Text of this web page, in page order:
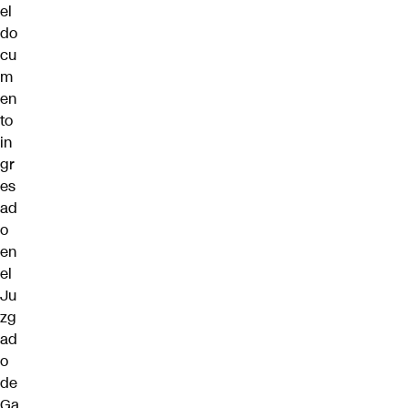
el
do
cu
m
en
to
in
gr
es
ad
o
en
el
Ju
zg
ad
o
de